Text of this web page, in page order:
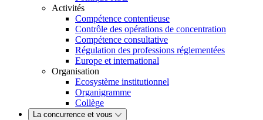
Activités
Compétence contentieuse
Contrôle des opérations de concentration
Compétence consultative
Régulation des professions réglementées
Europe et international
Organisation
Ecosystème institutionnel
Organigramme
Collège
La concurrence et vous